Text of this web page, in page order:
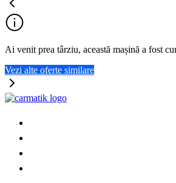
Ai venit prea târziu, această mașină a fost
Vezi alte oferte similare